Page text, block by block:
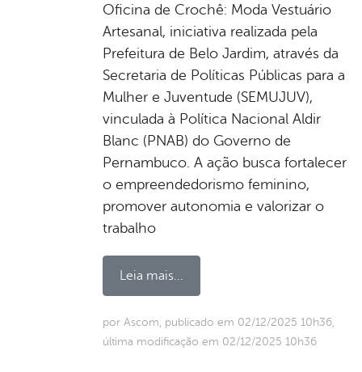
Oficina de Crochê: Moda Vestuário
Artesanal, iniciativa realizada pela
Prefeitura de Belo Jardim, através da
Secretaria de Políticas Públicas para a
Mulher e Juventude (SEMUJUV),
vinculada à Política Nacional Aldir
Blanc (PNAB) do Governo de
Pernambuco. A ação busca fortalecer
o empreendedorismo feminino,
promover autonomia e valorizar o
trabalho
Leia mais...
por Ascom, publicado em 02/12/2025 10h36,
última modificação em 02/12/2025 10h36